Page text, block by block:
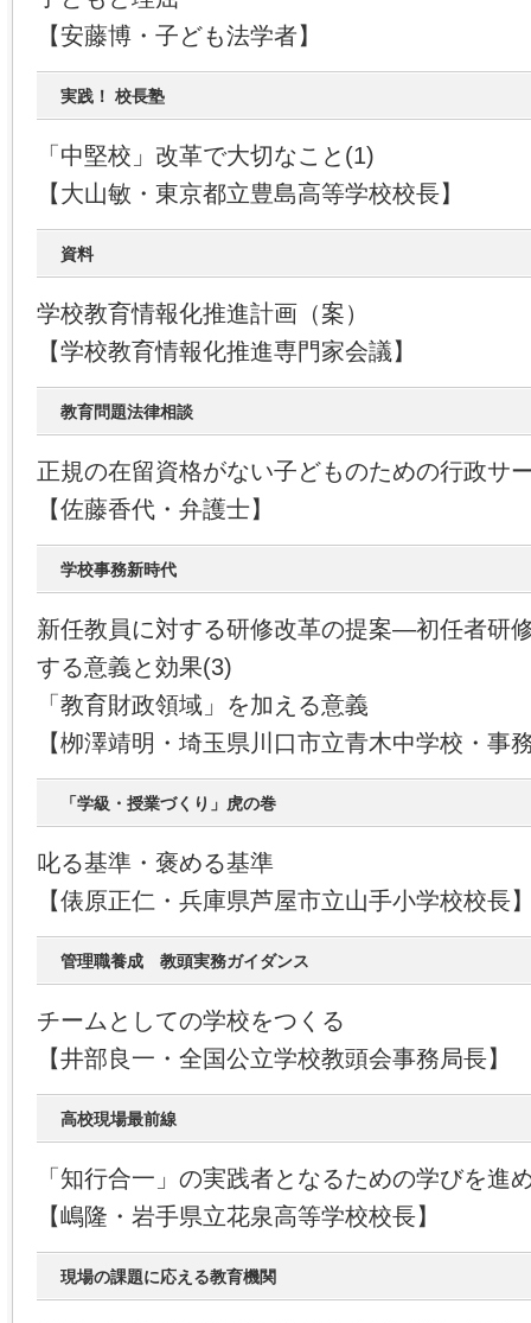
【安藤博・子ども法学者】
実践！ 校長塾
「中堅校」改革で大切なこと(1)
【大山敏・東京都立豊島高等学校校長】
資料
学校教育情報化推進計画（案）
【学校教育情報化推進専門家会議】
教育問題法律相談
正規の在留資格がない子どものための行政サ
【佐藤香代・弁護士】
学校事務新時代
新任教員に対する研修改革の提案―初任者研
する意義と効果(3)
「教育財政領域」を加える意義
【栁澤靖明・埼玉県川口市立青木中学校・事
「学級・授業づくり」虎の巻
叱る基準・褒める基準
【俵原正仁・兵庫県芦屋市立山手小学校校長
管理職養成 教頭実務ガイダンス
チームとしての学校をつくる
【井部良一・全国公立学校教頭会事務局長】
高校現場最前線
「知行合一」の実践者となるための学びを
【嶋隆・岩手県立花泉高等学校校長】
現場の課題に応える教育機関